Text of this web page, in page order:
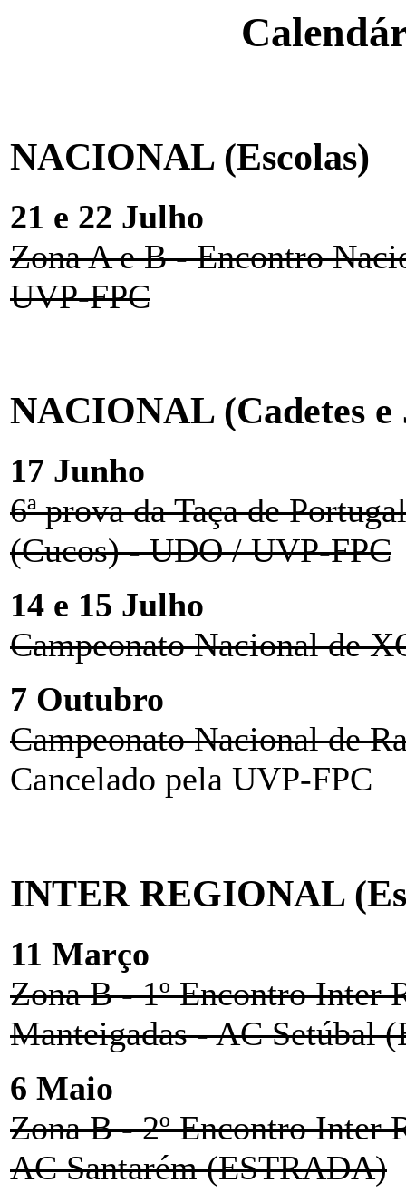
NACIONAL (Escolas)
21 e 22 Julho
Zona A e B - Encontro
UVP-FPC
NACIONAL (Cadetes e
17 Junho
6ª prova da Taça de
(Cucos) - UDO / UVP-FPC
14 e 15 Julho
Campeonato Nacional de
7 Outubro
Campeonato Nacional de
Cancelado pela UVP-FPC
INTER REGIONAL
11 Março
Zona B - 1º Encontro Inter
Manteigadas - AC Setúbal
6 Maio
Zona B - 2º Encontro Inter
AC Santarém (ESTRADA)